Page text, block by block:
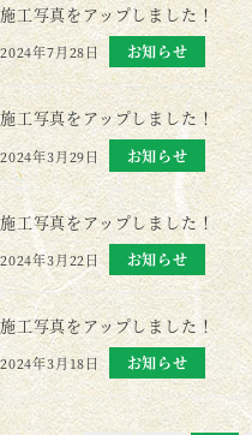
施工写真をアップしました！
2024年7月28日 お知らせ
施工写真をアップしました！
2024年3月29日 お知らせ
施工写真をアップしました！
2024年3月22日 お知らせ
施工写真をアップしました！
2024年3月18日 お知らせ